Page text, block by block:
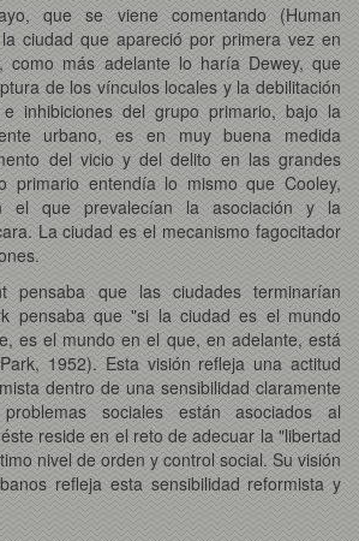
que se viene comentando (Human
ciudad que apareció por primera vez en
como más adelante lo haría Dewey, que
de los vínculos locales y la debilitación
inhibiciones del grupo primario, bajo la
urbano, es en muy buena medida
del vicio y del delito en las grandes
primario entendía lo mismo que Cooley,
el que prevalecían la asociación y la
La ciudad es el mecanismo fagocitador
pensaba que las ciudades terminarían
pensaba que "si la ciudad es el mundo
es el mundo en el que, en adelante, está
1952). Esta visión refleja una actitud
dentro de una sensibilidad claramente
sociales están asociados al
reside en el reto de adecuar la "libertad
nivel de orden y control social. Su visión
refleja esta sensibilidad reformista y